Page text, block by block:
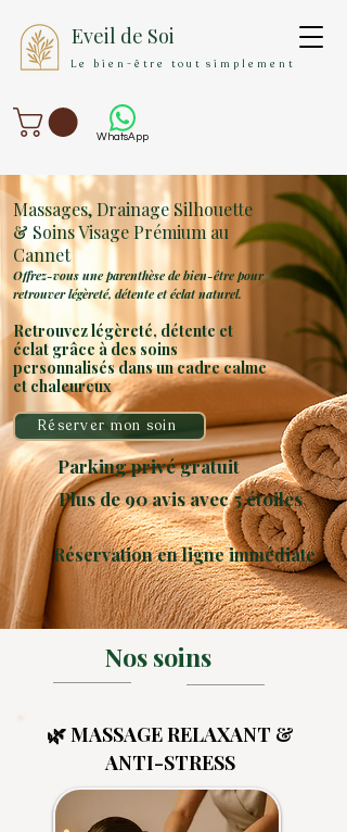
Eveil de Soi
Le bien-être tout simplement
WhatsApp
Massages, Drainage Silhouette
& Soins Visage Prémium au
Cannet
Offrez-vous une parenthèse de bien-être pour
retrouver légèreté, détente et éclat naturel.
Retrouvez légèreté, détente et
éclat grâce à des soins
personnalisés dans un cadre calme
et chaleureux
Réserver mon soin
Réservation en ligne immédiate
Plus de 90 avis avec 5 étoiles
Parking privé gratuit
Nos soins
🌿 MASSAGE RELAXANT &
ANTI-STRESS